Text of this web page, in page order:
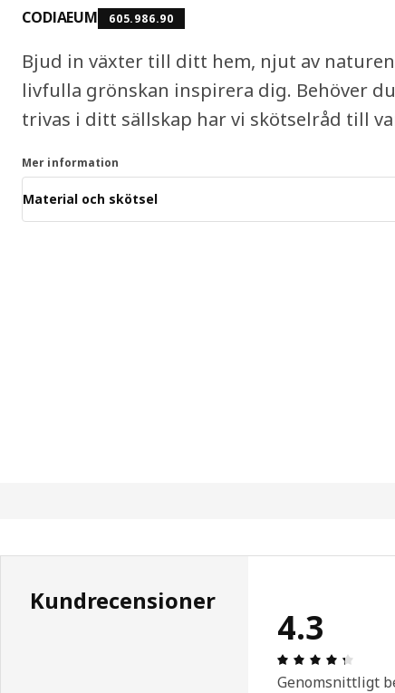
CODIAEUM 605.986.90
Bjud in växter till ditt hem, njut av
livfulla grönskan inspirera dig. Behöver
trivas i ditt sällskap har vi skötselråd till
Mer information
Material och skötsel
Kundrecensioner
4.3
Genomsnittligt